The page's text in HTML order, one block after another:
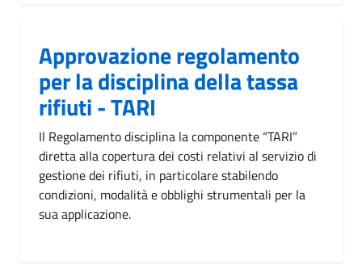
Approvazione regolamento
per la disciplina della tassa
rifiuti - TARI
Il Regolamento disciplina la componente “TARI”
diretta alla copertura dei costi relativi al servizio di
gestione dei rifiuti, in particolare stabilendo
condizioni, modalità e obblighi strumentali per la
sua applicazione.